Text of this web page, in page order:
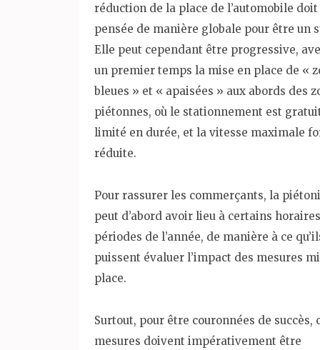
réduction de la place de l’automobile
pensée de manière globale pour être un
Elle peut cependant être progressive,
un premier temps la mise en place de «
bleues » et « apaisées » aux abords des
piétonnes, où le stationnement est
limité en durée, et la vitesse maximale
réduite.
Pour rassurer les commerçants, la
peut d’abord avoir lieu à certains
périodes de l’année, de manière à ce
puissent évaluer l’impact des mesures
place.
Surtout, pour être couronnées de succès,
mesures doivent impérativement être